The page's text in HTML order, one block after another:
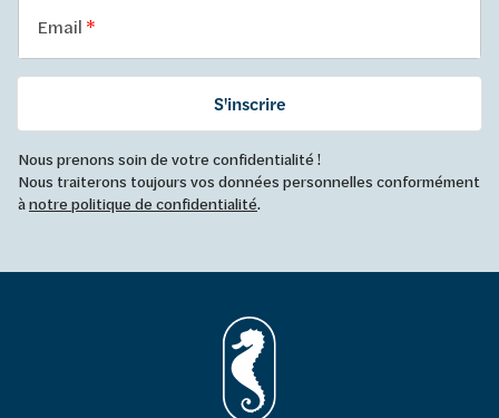
Email
S'inscrire
Nous prenons soin de votre confidentialité !
Nous traiterons toujours vos données personnelles conformément
ànotre politique de confidentialité.